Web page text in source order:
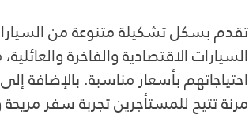
تقدم بسكل تشكيلة متنوعة من
السيارات الاقتصادية والفاخرة
احتياجاتهم بأسعار مناسبة. بالإضافة
مرنة تتيح للمستأجرين تجربة سفر